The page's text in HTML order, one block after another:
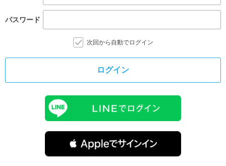
パスワード
次回から自動でログイン
ログイン